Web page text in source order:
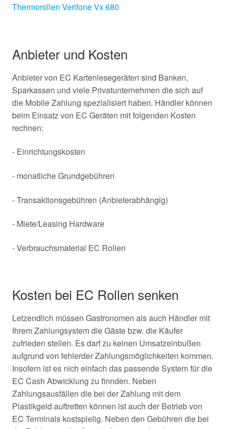
Thermorollen Verifone Vx 680
Anbieter und Kosten
Anbieter von EC Kartenlesegeräten sind Banken,
Sparkassen und viele Privatunternehmen die sich auf
die Mobile Zahlung spezialisiert haben. Händler können
beim Einsatz von EC Geräten mit folgenden Kosten
rechnen:
- Einrichtungskosten
- monatliche Grundgebühren
- Transaktionsgebühren (Anbieterabhängig)
- Miete/Leasing Hardware
- Verbrauchsmaterial EC Rollen
Kosten bei EC Rollen senken
Letzendlich müssen Gastronomen als auch Händler mit
Ihrem Zahlungsystem die Gäste bzw. die Käufer
zufrieden stellen. Es darf zu keinen Umsatzeinbußen
aufgrund von fehlerder Zahlungsmöglichkeiten kommen.
Insofern ist es nich einfach das passende System für die
EC Cash Abwicklung zu finnden. Neben
Zahlungsausfällen die bei der Zahlung mit dem
Plastikgeld auftretten können ist auch der Betrieb von
EC Terminals kostspielig. Neben den Gebühren die bei